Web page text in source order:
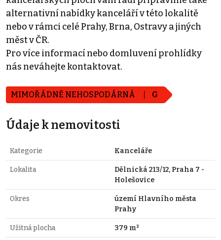
alternativní nabídky kanceláří v této lokalitě
nebo v rámci celé Prahy, Brna, Ostravy a jiných
měst v ČR.
Pro více informací nebo domluvení prohlídky
nás neváhejte kontaktovat.
MIMOŘÁDNĚ NEHOSPODÁRNÁ G
Údaje k nemovitosti
Kategorie Kanceláře
Lokalita
Dělnická 213/12, Praha 7 -
Holešovice
Okres
území Hlavního města
Prahy
Užitná plocha 379 m²